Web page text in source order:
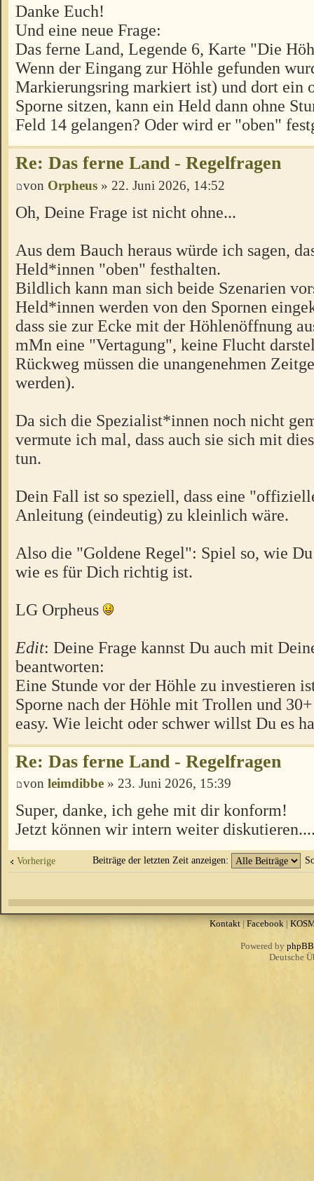
Danke Euch!
Und eine neue Frage:
Das ferne Land, Legende 6, Karte "Die
Wenn der Eingang zur Höhle gefunden
Markierungsring markiert ist) und dort ein
Sporne sitzen, kann ein Held dann ohne
Feld 14 gelangen? Oder wird er "oben"
Re: Das ferne Land - Regelfragen
von Orpheus » 22. Juni 2026, 14:52
Oh, Deine Frage ist nicht ohne...
Aus dem Bauch heraus würde ich sagen,
Held*innen "oben" festhalten.
Bildlich kann man sich beide Szenarien
Held*innen werden von den Spornen
dass sie zur Ecke mit der Höhlenöffnung
mMn eine "Vertagung", keine Flucht
Rückweg müssen die unangenehmen
werden).
Da sich die Spezialist*innen noch nicht
vermute ich mal, dass auch sie sich mit
tun.
Dein Fall ist so speziell, dass eine
Anleitung (eindeutig) zu kleinlich wäre.
Also die "Goldene Regel": Spiel so, wie Du
wie es für Dich richtig ist.
LG Orpheus
Edit: Deine Frage kannst Du auch mit
beantworten:
Eine Stunde vor der Höhle zu investieren
Sporne nach der Höhle mit Trollen und
easy. Wie leicht oder schwer willst Du es
Re: Das ferne Land - Regelfragen
von leimdibbe » 23. Juni 2026, 15:39
Super, danke, ich gehe mit dir konform!
Jetzt können wir intern weiter
Vorherige Beiträge der letzten Zeit anzeigen:
Kontakt|Facebook|
Powered by phpBB
Deutsche